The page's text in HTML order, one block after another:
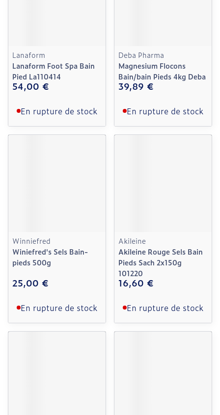
Lanaform
Lanaform Foot Spa Bain
Pied La110414
54,00 €
En rupture de stock
Deba Pharma
Magnesium Flocons
Bain/bain Pieds 4kg Deba
39,89 €
En rupture de stock
Winniefred
Winiefred's Sels Bain-
pieds 500g
25,00 €
En rupture de stock
Akileine
Akileine Rouge Sels Bain
Pieds Sach 2x150g
101220
16,60 €
En rupture de stock